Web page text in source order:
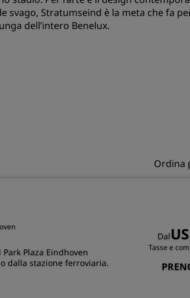
ISCRIVITI
svago, Stratumseind è la meta che fa
dell’intero Benelux.
Ordina
Plaza Eindhoven
dalla stazione ferroviaria.
Dal
Tasse e